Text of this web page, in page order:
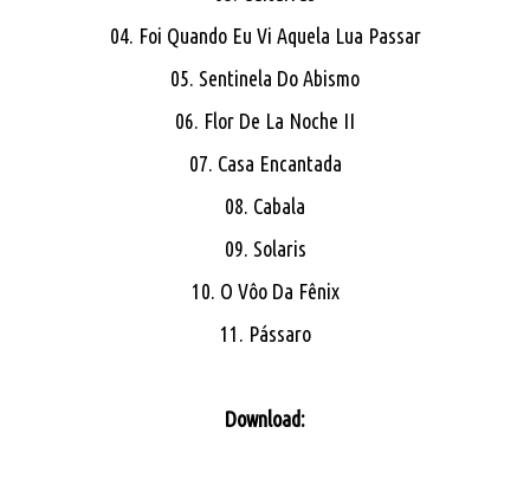
04. Foi Quando Eu Vi Aquela Lua Passar
05. Sentinela Do Abismo
06. Flor De La Noche II
07. Casa Encantada
08. Cabala
09. Solaris
10. O Vôo Da Fênix
11. Pássaro
Download: